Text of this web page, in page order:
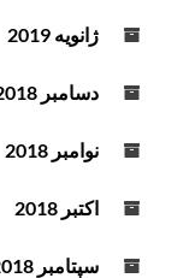
ژانویه 2019
دسامبر 2018
نوامبر 2018
اکتبر 2018
سپتامبر 2018